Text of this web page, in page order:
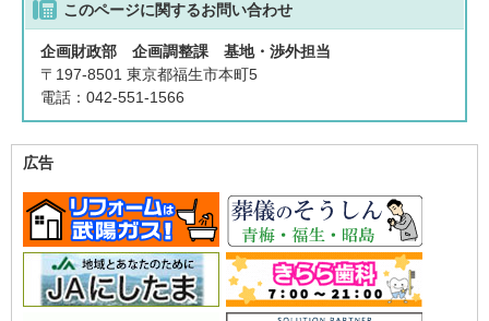
このページに関するお問い合わせ
企画財政部 企画調整課 基地・渉外担当
〒197-8501 東京都福生市本町5
電話：042-551-1566
広告